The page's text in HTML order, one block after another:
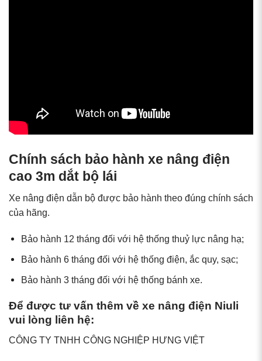
Chính sách bảo hành xe nâng điện
cao 3m dắt bộ lái
Xe nâng điện dẫn bộ được bảo hành theo đúng chính sách
của hãng.
Bảo hành 12 tháng đối với hệ thống thuỷ lực nâng hạ;
Bảo hành 6 tháng đối với hệ thống điện, ắc quy, sạc;
Bảo hành 3 tháng đối với hệ thống bánh xe.
Để được tư vấn thêm về xe nâng điện Niuli
vui lòng liên hệ:
CÔNG TY TNHH CÔNG NGHIỆP HƯNG VIỆT